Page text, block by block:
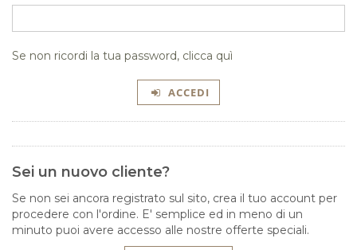
Se non ricordi la tua password, clicca quì
ACCEDI
Sei un nuovo cliente?
Se non sei ancora registrato sul sito, crea il tuo account per
procedere con l'ordine. E' semplice ed in meno di un
minuto puoi avere accesso alle nostre offerte speciali.